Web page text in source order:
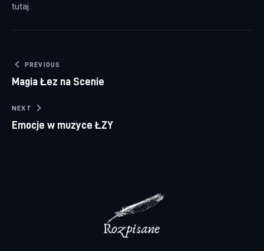
tutaj.
Nawigacja wpisu
PREVIOUS
Magia Łez na Scenie
NEXT
Emocje w muzyce ŁZY